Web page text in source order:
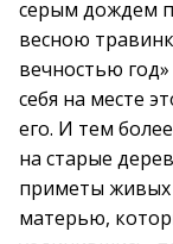
серым дождем
весною
вечностью
себя на месте
его. И тем
на старые
приметы живых
матерью,